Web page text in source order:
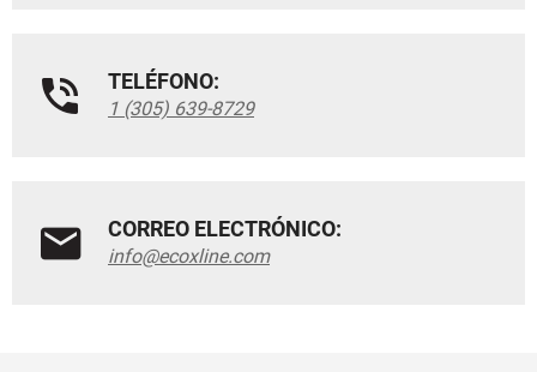
TELÉFONO:
1 (305) 639-8729
CORREO ELECTRÓNICO:
info@ecoxline.com